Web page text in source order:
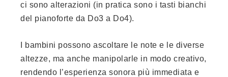
ci sono alterazioni (in pratica sono i tasti bianchi
del pianoforte da Do3 a Do4).
I bambini possono ascoltare le note e le diverse
altezze, ma anche manipolarle in modo creativo,
rendendo l’esperienza sonora più immediata e